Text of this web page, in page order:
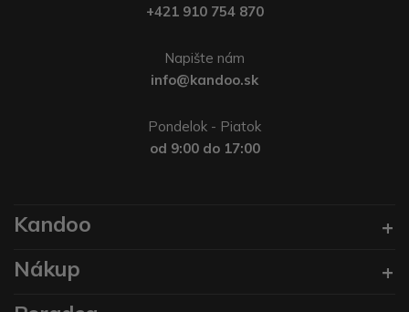
+421 910 754 870
Napište nám
info@kandoo.sk
Pondelok - Piatok
od 9:00 do 17:00
Kandoo
Nákup